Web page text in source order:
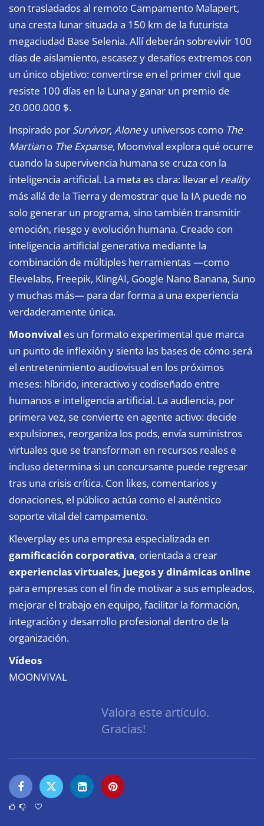
son trasladados al remoto Campamento Malapert,
una cresta lunar situada a 150 km de la futurista
megaciudad Base Selenia. Allí deberán sobrevivir 100
días de aislamiento, escasez y desafíos extremos con
un único objetivo: convertirse en el primer civil que
resiste 100 días en la Luna y ganar un premio de
20.000.000 $.
Inspirado por Survivor, Aloney universos como The
Martiano The Expanse, Moonvival explora qué ocurre
cuando la supervivencia humana se cruza con la
inteligencia artificial. La meta es clara: llevar el reality
más allá de la Tierra y demostrar que la IA puede no
solo generar un programa, sino también transmitir
emoción, riesgo y evolución humana. Creado con
inteligencia artificial generativa mediante la
combinación de múltiples herramientas —como
Elevelabs, Freepik, KlingAI, Google Nano Banana, Suno
y muchas más— para dar forma a una experiencia
verdaderamente única.
Moonvival es un formato experimental que marca
un punto de inflexión y sienta las bases de cómo será
el entretenimiento audiovisual en los próximos
meses: híbrido, interactivo y codiseñado entre
humanos e inteligencia artificial. La audiencia, por
primera vez, se convierte en agente activo: decide
expulsiones, reorganiza los pods, envía suministros
virtuales que se transforman en recursos reales e
incluso determina si un concursante puede regresar
tras una crisis crítica. Con likes, comentarios y
donaciones, el público actúa como el auténtico
soporte vital del campamento.
Kleverplay es una empresa especializada en
gamificación corporativa, orientada a crear
experiencias virtuales, juegos y dinámicas online
para empresas con el fin de motivar a sus empleados,
mejorar el trabajo en equipo, facilitar la formación,
integración y desarrollo profesional dentro de la
organización.
Vídeos
MOONVIVAL
Valora este artículo.
Gracias!